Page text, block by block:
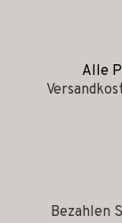
Alle
Bezahlen